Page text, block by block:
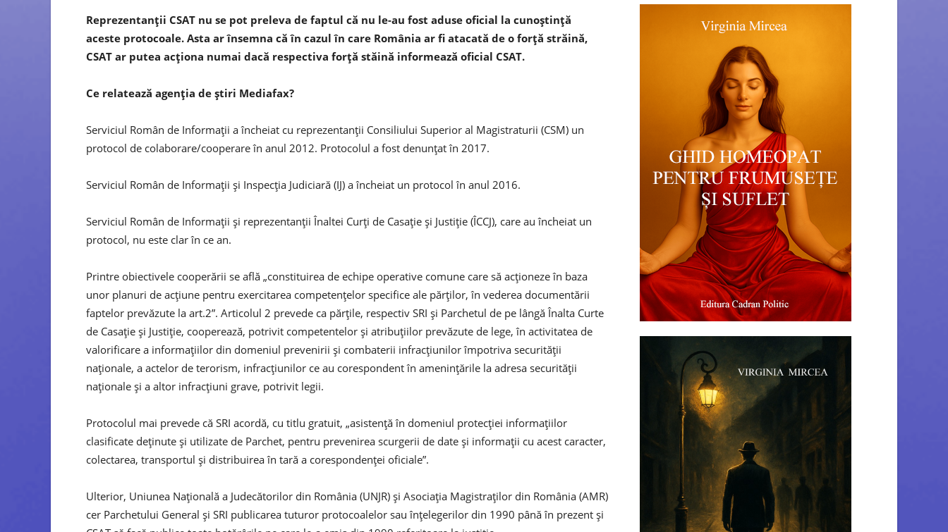
Reprezentanții CSAT nu se pot preleva de faptul că nu le-au fost aduse oficial la cunoștință
aceste protocoale. Asta ar însemna că în cazul în care România ar fi atacată de o forță străină,
CSAT ar putea acționa numai dacă respectiva forță stăină informează oficial CSAT.
Ce relatează agenția de știri Mediafax?
Serviciul Român de Informaţii a încheiat cu reprezentanţii Consiliului Superior al Magistraturii (CSM) un
protocol de colaborare/cooperare în anul 2012. Protocolul a fost denunţat în 2017.
Serviciul Român de Informaţii și Inspecţia Judiciară (IJ) a încheiat un protocol în anul 2016.
Serviciul Român de Informaţii şi reprezentanţii Înaltei Curţi de Casaţie şi Justiţie (ÎCCJ), care au încheiat un
protocol, nu este clar în ce an.
Printre obiectivele cooperării se află „constituirea de echipe operative comune care să acţioneze în baza
unor planuri de acţiune pentru exercitarea competenţelor specifice ale părților, în vederea documentării
faptelor prevăzute la art.2”. Articolul 2 prevede ca părţile, respectiv SRI şi Parchetul de pe lângă Înalta Curte
de Casaţie şi Justiţie, cooperează, potrivit competentelor şi atribuţiilor prevăzute de lege, în activitatea de
valorificare a informaţiilor din domeniul prevenirii şi combaterii infracţiunilor împotriva securităţii
naţionale, a actelor de terorism, infracţiunilor ce au corespondent în ameninţările la adresa securităţii
naţionale şi a altor infracţiuni grave, potrivit legii.
Protocolul mai prevede că SRI acordă, cu titlu gratuit, „asistenţă în domeniul protecţiei informaţiilor
clasificate deținute şi utilizate de Parchet, pentru prevenirea scurgerii de date şi informaţii cu acest caracter,
colectarea, transportul şi distribuirea în tară a corespondenţei oficiale”.
Ulterior, Uniunea Naţională a Judecătorilor din România (UNJR) şi Asociaţia Magistraţilor din România (AMR)
cer Parchetului General şi SRI publicarea tuturor protocoalelor sau înţelegerilor din 1990 până în prezent şi